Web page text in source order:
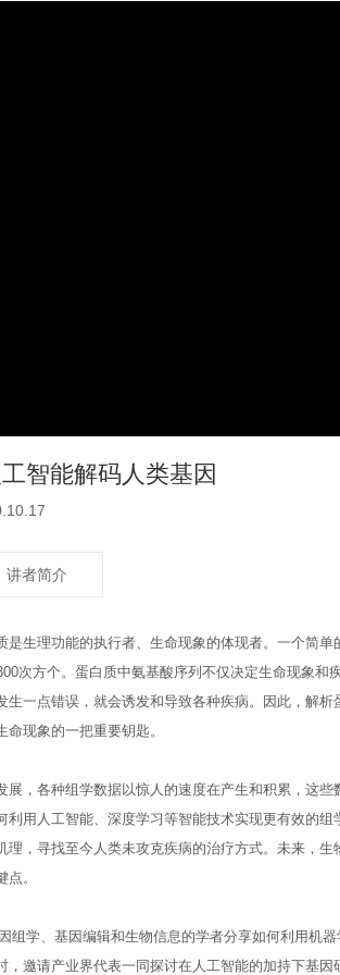
智能解码人类基因
讲者简介
是生理功能的执行者、生命现象的体现者。一个简
次方个。蛋白质中氨基酸序列不仅决定生命现象和
生一点错误，就会诱发和导致各种疾病。因此，解
现象的一把重要钥匙。
展，各种组学数据以惊人的速度在产生和积累，这
利用人工智能、深度学习等智能技术实现更有效的
理，寻找至今人类未攻克疾病的治疗方式。未来，
。
组学、基因编辑和生物信息的学者分享如何利用机
，邀请产业界代表一同探讨在人工智能的加持下基因